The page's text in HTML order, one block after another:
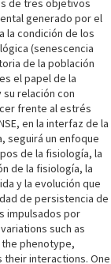
de tres objetivos
generado por el
la condición de los
(senescencia
de la población
el papel de la
relación con
frente al estrés
en la interfaz de la
seguirá un enfoque
de la fisiología, la
de la fisiología, la
y la evolución que
de persistencia de
impulsados por
such as
phenotype,
their interactions. One